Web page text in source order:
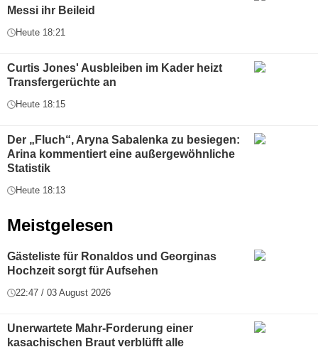
Messi ihr Beileid
Heute 18:21
Curtis Jones' Ausbleiben im Kader heizt
Transfergerüchte an
Heute 18:15
Der „Fluch“, Aryna Sabalenka zu besiegen:
Arina kommentiert eine außergewöhnliche
Statistik
Heute 18:13
Meistgelesen
Gästeliste für Ronaldos und Georginas
Hochzeit sorgt für Aufsehen
22:47 / 03 August 2026
Unerwartete Mahr-Forderung einer
kasachischen Braut verblüfft alle